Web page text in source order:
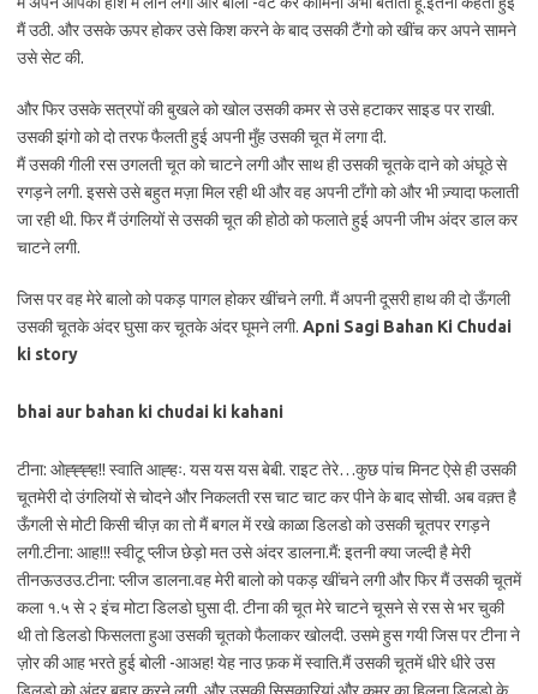
मैं उठी. और उसके ऊपर होकर उसे किश करने के बाद उसकी टैंगो को खींच कर अपने सामने
उसे सेट की.
और फिर उसके सत्रपों की बुखले को खोल उसकी कमर से उसे हटाकर साइड पर राखी.
उसकी झंगो को दो तरफ फैलती हुई अपनी मुँह उसकी चूत में लगा दी.
मैं उसकी गीली रस उगलती चूत को चाटने लगी और साथ ही उसकी चूतके दाने को अंघूठे से
रगड़ने लगी. इससे उसे बहुत मज़ा मिल रही थी और वह अपनी टाँगो को और भी ज़्यादा फलाती
जा रही थी. फिर मैं उंगलियों से उसकी चूत की होठो को फलाते हुई अपनी जीभ अंदर डाल कर
चाटने लगी.
जिस पर वह मेरे बालो को पकड़ पागल होकर खींचने लगी. मैं अपनी दूसरी हाथ की दो ऊँगली
उसकी चूतके अंदर घुसा कर चूतके अंदर घूमने लगी. Apni Sagi Bahan Ki Chudai
ki story
bhai aur bahan ki chudai ki kahani
टीना: ओह्ह्ह्ह!! स्वाति आह्हः. यस यस यस बेबी. राइट तेरे…कुछ पांच मिनट ऐसे ही उसकी
चूतमेरी दो उंगलियों से चोदने और निकलती रस चाट चाट कर पीने के बाद सोची. अब वक़्त है
ऊँगली से मोटी किसी चीज़ का तो मैं बगल में रखे काळा डिलडो को उसकी चूतपर रगड़ने
लगी.टीना: आह!!! स्वीटू प्लीज छेड़ो मत उसे अंदर डालना.मैं: इतनी क्या जल्दी है मेरी
तीनऊउउउ.टीना: प्लीज डालना.वह मेरी बालो को पकड़ खींचने लगी और फिर मैं उसकी चूतमें
कला १.५ से २ इंच मोटा डिलडो घुसा दी. टीना की चूत मेरे चाटने चूसने से रस से भर चुकी
थी तो डिलडो फिसलता हुआ उसकी चूतको फैलाकर खोलदी. उसमे हुस गयी जिस पर टीना ने
ज़ोर की आह भरते हुई बोली -आअह! येह नाउ फ़क में स्वाति.मैं उसकी चूतमें धीरे धीरे उस